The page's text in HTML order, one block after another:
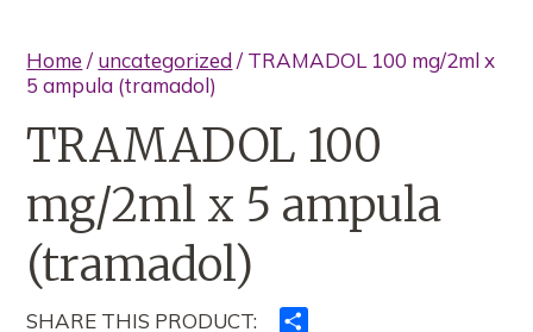
Home / uncategorized / TRAMADOL 100 mg/2ml x
5 ampula (tramadol)
TRAMADOL 100
mg/2ml x 5 ampula
(tramadol)
SHARE THIS PRODUCT: